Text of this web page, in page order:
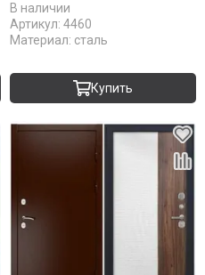
В наличии
Артикул: 4460
Материал: сталь
Купить